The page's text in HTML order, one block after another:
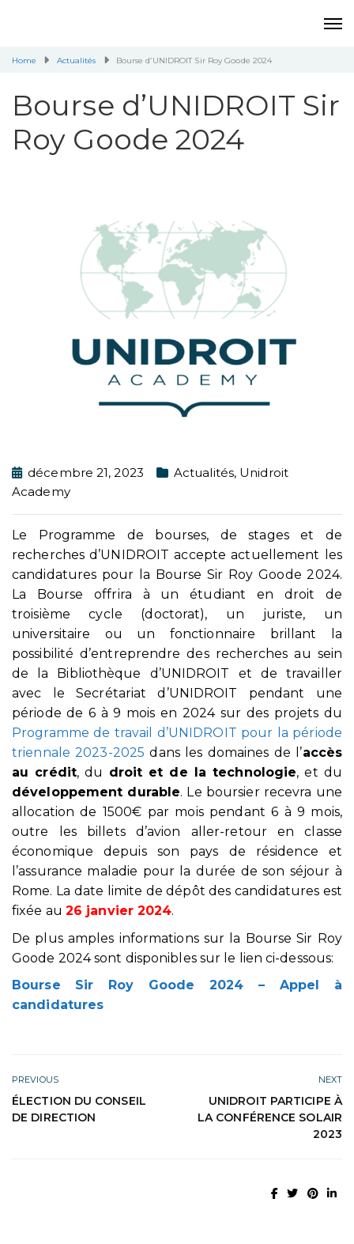
Home Actualités Bourse d’UNIDROIT Sir Roy Goode 2024
Bourse d’UNIDROIT Sir
Roy Goode 2024
décembre 21, 2023 Actualités, Unidroit
Academy
Le Programme de bourses, de stages et de
recherches d’UNIDROIT accepte actuellement les
candidatures pour la Bourse Sir Roy Goode 2024.
La Bourse offrira à un étudiant en droit de
troisième cycle (doctorat), un juriste, un
universitaire ou un fonctionnaire brillant la
possibilité d’entreprendre des recherches au sein
de la Bibliothèque d’UNIDROIT et de travailler
avec le Secrétariat d’UNIDROIT pendant une
période de 6 à 9 mois en 2024 sur des projets du
Programme de travail d’UNIDROIT pour la période
triennale 2023-2025 dans les domaines de l’accès
au crédit, du droit et de la technologie, et du
développement durable. Le boursier recevra une
allocation de 1500€ par mois pendant 6 à 9 mois,
outre les billets d’avion aller-retour en classe
économique depuis son pays de résidence et
l’assurance maladie pour la durée de son séjour à
Rome. La date limite de dépôt des candidatures est
fixée au 26 janvier 2024.
De plus amples informations sur la Bourse Sir Roy
Goode 2024 sont disponibles sur le lien ci-dessous:
Bourse Sir Roy Goode 2024 – Appel à
candidatures
PREVIOUS
ÉLECTION DU CONSEIL
DE DIRECTION
NEXT
UNIDROIT PARTICIPE À
LA CONFÉRENCE SOLAIR
2023